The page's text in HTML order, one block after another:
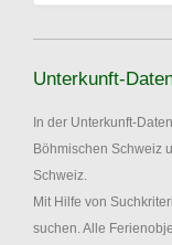
Unterkunft-
In der Unterkunft-
Böhmischen Schweiz
Schweiz.
Mit Hilfe von
suchen. Alle